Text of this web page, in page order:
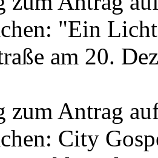
"Ein
am 20.
zum Antrag
City